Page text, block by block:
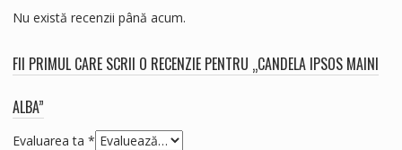
Nu există recenzii până acum.
FII PRIMUL CARE SCRII O RECENZIE PENTRU „CANDELA IPSOS MAINI
ALBA”
Evaluarea ta *